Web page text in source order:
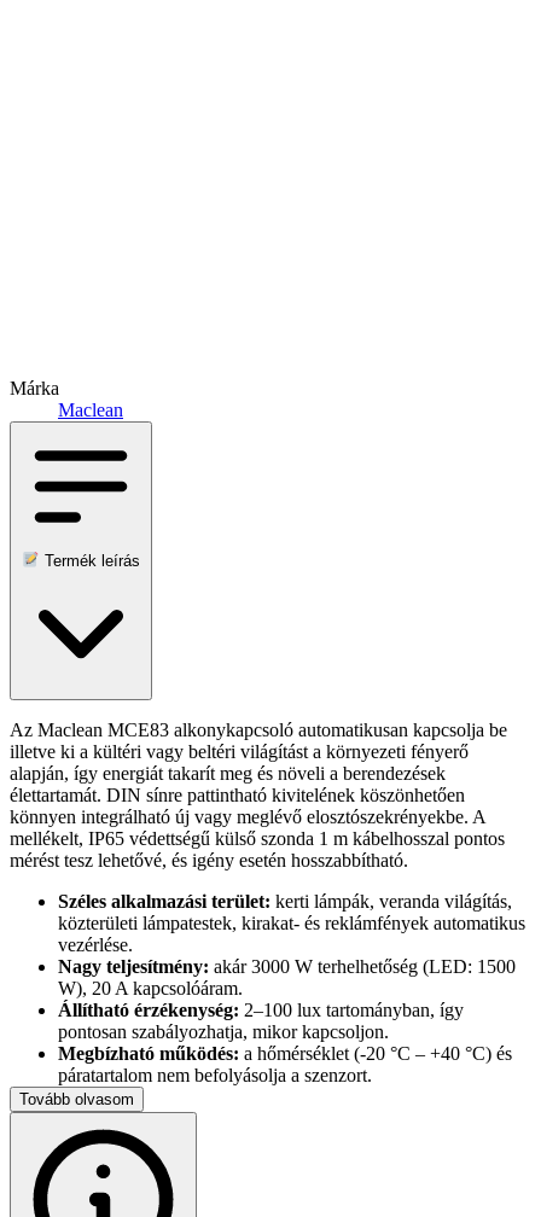
Márka
Maclean
Termék leírás
Az Maclean MCE83 alkonykapcsoló automatikusan kapcsolja be
illetve ki a kültéri vagy beltéri világítást a környezeti fényerő
alapján, így energiát takarít meg és növeli a berendezések
élettartamát. DIN sínre pattintható kivitelének köszönhetően
könnyen integrálható új vagy meglévő elosztószekrényekbe. A
mellékelt, IP65 védettségű külső szonda 1 m kábelhosszal pontos
mérést tesz lehetővé, és igény esetén hosszabbítható.
Széles alkalmazási terület: kerti lámpák, veranda világítás,
közterületi lámpatestek, kirakat- és reklámfények automatikus
vezérlése.
Nagy teljesítmény: akár 3000 W terhelhetőség (LED: 1500
W), 20 A kapcsolóáram.
Állítható érzékenység: 2–100 lux tartományban, így
pontosan szabályozhatja, mikor kapcsoljon.
Megbízható működés: a hőmérséklet (-20 °C – +40 °C) és
páratartalom nem befolyásolja a szenzort.
Energiatakarékos:
működés közben.
Műszaki adatok
Tápfeszültség: 220-240 V AC, 50 Hz
Tovább olvasom